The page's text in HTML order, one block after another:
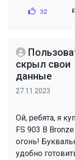
32
скрыл свои
данные
27.11.2023
Ой, ребята, я
FS 903 B
огонь!
удобно